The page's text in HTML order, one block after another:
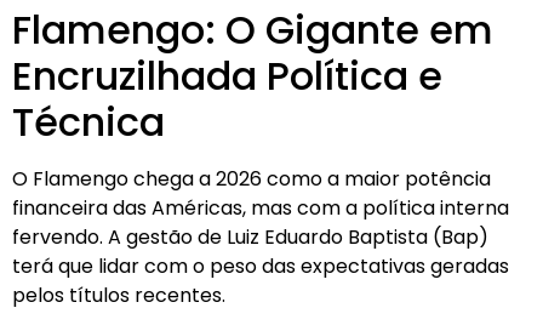
Flamengo: O Gigante em
Encruzilhada Política e
Técnica
O Flamengo chega a 2026 como a maior potência
financeira das Américas, mas com a política interna
fervendo. A gestão de Luiz Eduardo Baptista (Bap)
terá que lidar com o peso das expectativas geradas
pelos títulos recentes.